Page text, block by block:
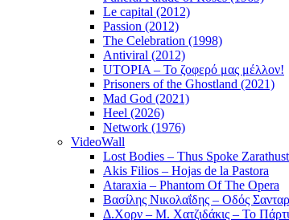
Le capital (2012)
Passion (2012)
The Celebration (1998)
Antiviral (2012)
UTOPIA – Το ζοφερό μας μέλλον!
Prisoners of the Ghostland (2021)
Mad God (2021)
Heel (2026)
Network (1976)
VideoWall
Lost Bodies – Thus Spoke
Akis Filios – Hojas de la Pastora
Ataraxia – Phantom Of The Opera
Βασίλης Νικολαΐδης – Οδός
Δ.Χορν – Μ. Χατζιδάκις – Το